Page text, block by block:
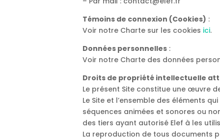
Témoins de connexion (Cookies) :
Voir notre Charte sur les cookies ici.
Données personnelles :
Voir notre Charte des données
Droits de propriété intellectuelle
Le présent Site constitue une œuvre
Le Site et l’ensemble des éléments
séquences animées et sonores ou
des tiers ayant autorisé Elef à les
La reproduction de tous documents